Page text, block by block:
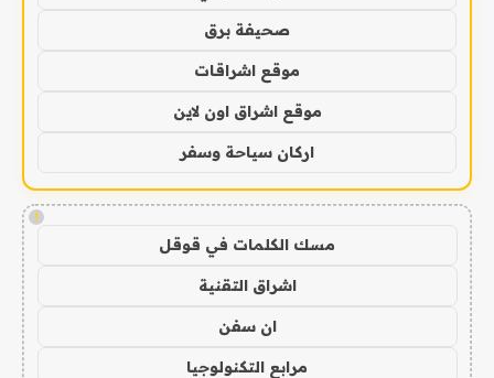
صحيفة برق
موقع اشراقات
موقع اشراق اون لاين
اركان سياحة وسفر
!
مسك الكلمات في قوقل
اشراق التقنية
ان سفن
مرابع التكنولوجيا